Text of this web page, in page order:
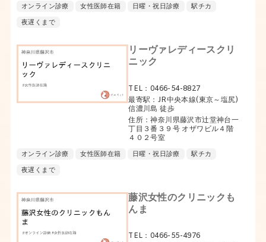
オンライン診療 女性医師在籍 日曜・祝日診療
駅チカ
夜遅くまで
リーヴァレディースクリ
ニック
TEL：0466-54-8827
最寄駅：JR中央本線(東京～塩尻)
信濃川島 徒歩
住所：神奈川県藤沢市辻堂神台一
丁目３番３９号 オザワビル４階
４０２号室
オンライン診療 女性医師在籍 日曜・祝日診療
駅チカ
夜遅くまで
藤沢女性のクリニックも
んま
TEL：0466-55-4976